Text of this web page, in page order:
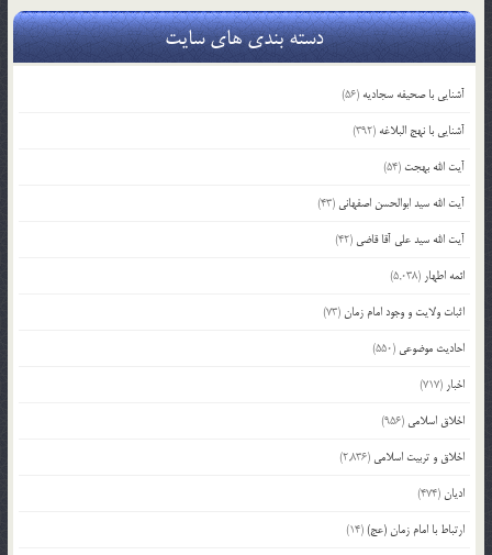
دسته بندی های سایت
آشنایی با صحیفه سجادیه (56)
آشنایی با نهج البلاغه (392)
آیت الله بهجت (54)
آیت الله سید ابوالحسن اصفهانی (43)
آیت الله سید علی آقا قاضی (42)
ائمه اطهار (5,038)
اثبات ولایت و وجود امام زمان(73)
احادیث موضوعی (550)
اخبار (717)
اخلاق اسلامی (956)
اخلاق و تربیت اسلامی (2,836)
ادیان(474)
ارتباط با امام زمان (عج)(14)